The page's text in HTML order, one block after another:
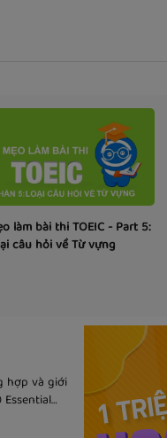
làm bài thi TOEIC - Part 5:
câu hỏi về Từ vựng
hợp và giới